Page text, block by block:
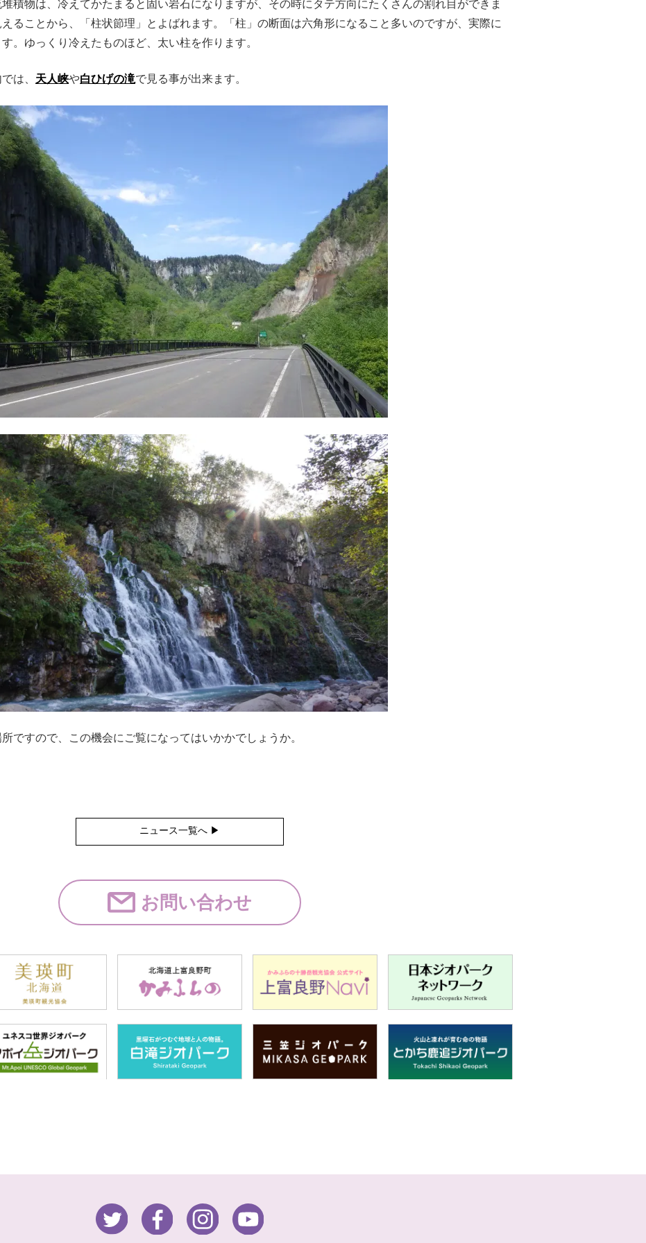
積物は、冷えてかたまると固い岩石になりますが、その時にタテ方向にたくさんの割れ目ができま
ることから、「柱状節理」とよばれます。「柱」の断面は六角形になること多いのですが、実際に
。ゆっくり冷えたものほど、太い柱を作ります。
は、 天人峡や白ひげの滝で見る事が出来ます。
ですので、この機会にご覧になってはいかかでしょうか。
ニュース一覧へ ▶︎
お問い合わせ